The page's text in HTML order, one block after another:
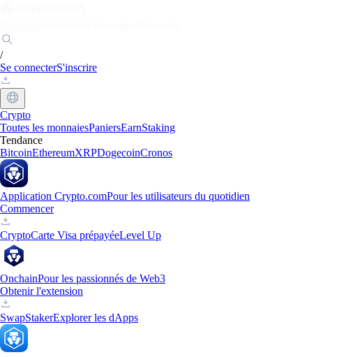
/
Se connecterS'inscrire
Crypto
Toutes les monnaiesPaniersEarnStaking
Tendance
BitcoinEthereumXRPDogecoinCronos
Application Crypto.comPour les utilisateurs du quotidien
Commencer
CryptoCarte Visa prépayéeLevel Up
OnchainPour les passionnés de Web3
Obtenir l'extension
SwapStakerExplorer les dApps